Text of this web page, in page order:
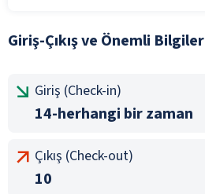
Giriş-Çıkış ve Önemli Bilgiler
Giriş (Check-in)
14-herhangi bir zaman
Çıkış (Check-out)
10